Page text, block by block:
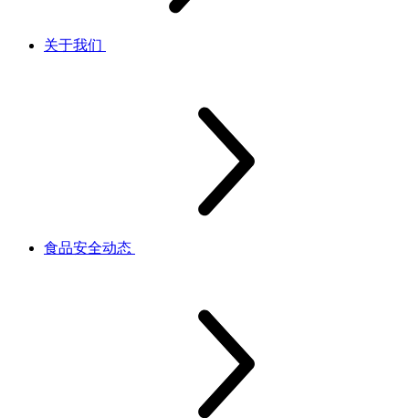
关于我们
食品安全动态